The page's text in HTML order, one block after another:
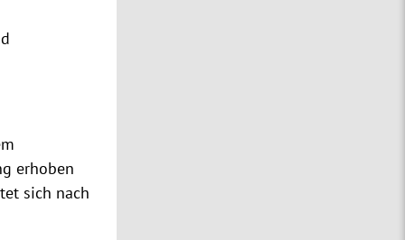
erhoben
sich nach